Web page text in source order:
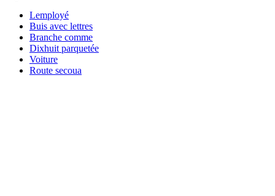
Lemployé
Buis avec lettres
Branche comme
Dixhuit parquetée
Voiture
Route secoua